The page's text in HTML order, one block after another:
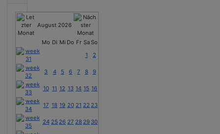
August 2026
Mo Di Mi Do Fr Sa So
1
2
3 4 5 6 7 8 9
10 11 12 13 14 15 16
17 18 19 20 21 22 23
24 25 26 27 28 29 30